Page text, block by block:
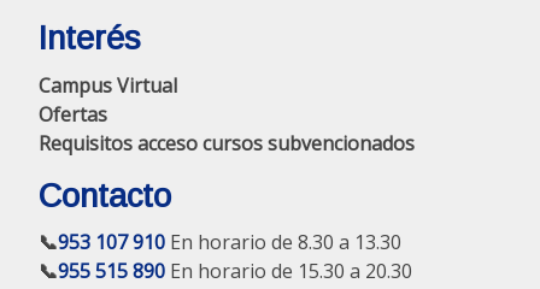
Interés
Campus Virtual
Ofertas
Requisitos acceso cursos subvencionados
Contacto
📞953 107 910 En horario de 8.30 a 13.30
📞955 515 890 En horario de 15.30 a 20.30